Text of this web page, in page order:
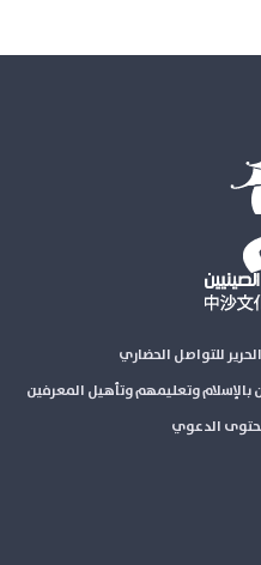
للتواصل الحضاري
بالإسلام وتعليمهم وتأهيل المعرفين
الدعوي